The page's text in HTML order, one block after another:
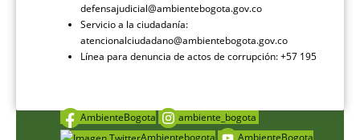
defensajudicial@ambientebogota.gov.co
Servicio a la ciudadanía:
atencionalciudadano@ambientebogota.gov.co
Línea para denuncia de actos de corrupción: +57 195
AmbienteBogota
ambiente_bogota
Ambientebogota
AmbienteBogota